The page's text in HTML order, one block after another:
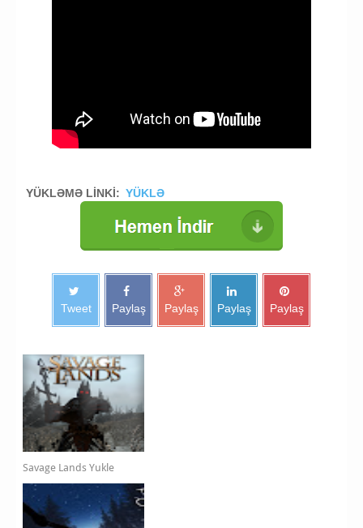
YÜKLƏMƏ LİNKİ: YÜKLƏ
Tweet Paylaş Paylaş Paylaş Paylaş
Savage Lands Yukle